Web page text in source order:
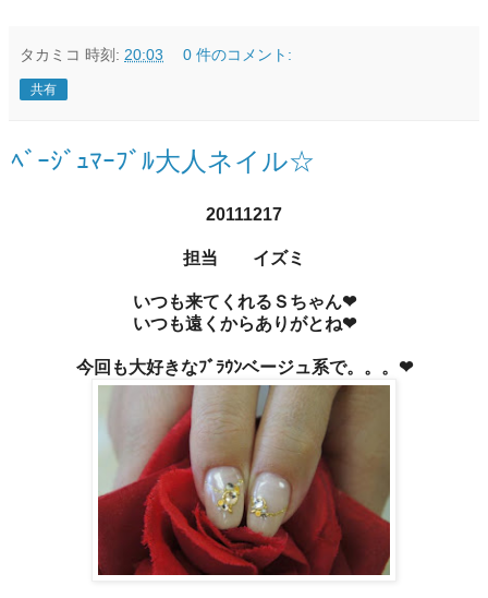
タカミコ 時刻: 20:03 0 件のコメント:
共有
ﾍﾞｰｼﾞｭﾏｰﾌﾞﾙ大人ネイル☆
20111217
担当 イズミ
いつも来てくれるＳちゃん❤
いつも遠くからありがとね❤
今回も大好きなﾌﾞﾗｳﾝベージュ系で。。。❤